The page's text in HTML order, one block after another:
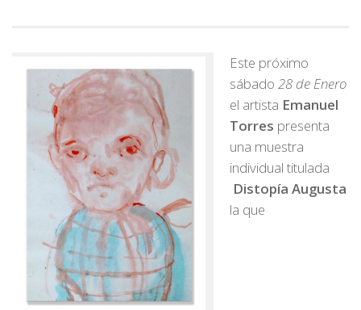
Este próximo
sábado 28 de Enero
el artista Emanuel
Torres presenta
una muestra
individual titulada
Distopía Augusta
la que